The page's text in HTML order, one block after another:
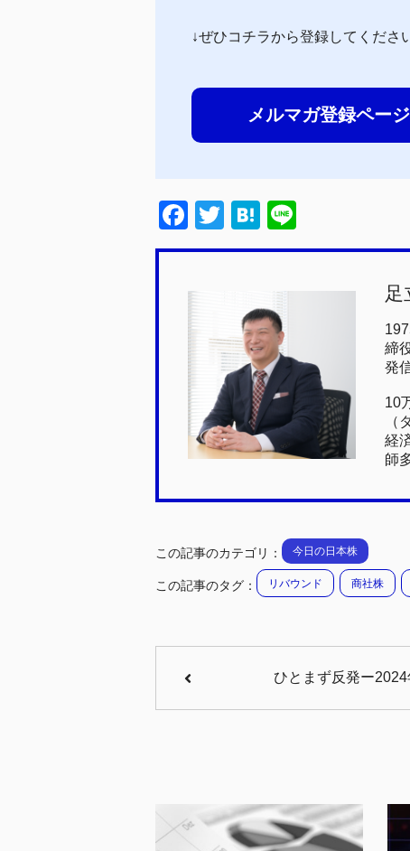
↓ぜひコチラから登録してくださ
メルマガ登録ペー
F
a
e
b
o
o
k
T
wi
H
at
n
a
n
足
締
発
10
（
経
師
この記事のカテゴリ： 今日の日本株
この記事のタグ： リバウンド 商社株
ひとまず反発ー